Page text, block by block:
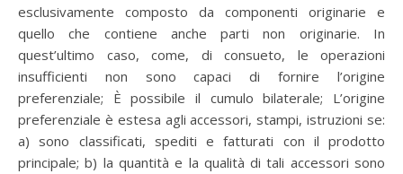
esclusivamente composto da componenti originarie e
quello che contiene anche parti non originarie. In
quest’ultimo caso, come, di consueto, le operazioni
insufficienti non sono capaci di fornire l’origine
preferenziale; È possibile il cumulo bilaterale; L’origine
preferenziale è estesa agli accessori, stampi, istruzioni se:
a) sono classificati, spediti e fatturati con il prodotto
principale; b) la quantità e la qualità di tali accessori sono